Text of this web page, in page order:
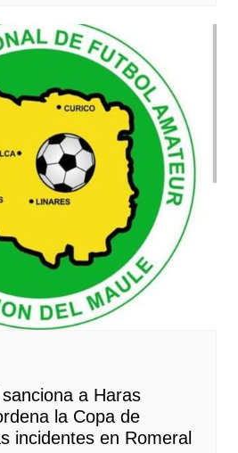
a Haras
la Copa de
incidentes en Romeral